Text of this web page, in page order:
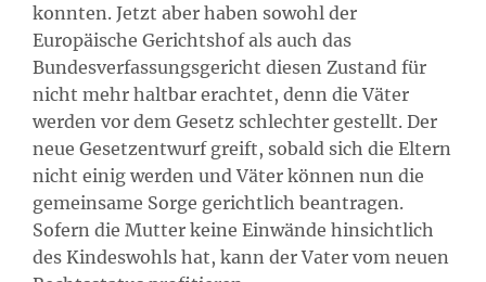
konnten. Jetzt aber haben sowohl der
Europäische Gerichtshof als auch das
Bundesverfassungsgericht diesen Zustand für
nicht mehr haltbar erachtet, denn die Väter
werden vor dem Gesetz schlechter gestellt. Der
neue Gesetzentwurf greift, sobald sich die Eltern
nicht einig werden und Väter können nun die
gemeinsame Sorge gerichtlich beantragen.
Sofern die Mutter keine Einwände hinsichtlich
des Kindeswohls hat, kann der Vater vom neuen